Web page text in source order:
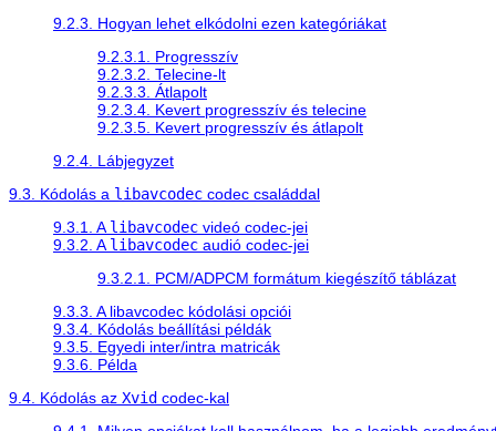
9.2.3. Hogyan lehet elkódolni ezen kategóriákat
9.2.3.1. Progresszív
9.2.3.2. Telecine-lt
9.2.3.3. Átlapolt
9.2.3.4. Kevert progresszív és telecine
9.2.3.5. Kevert progresszív és átlapolt
9.2.4. Lábjegyzet
9.3. Kódolás a libavcodec codec családdal
9.3.1. A libavcodec videó codec-jei
9.3.2. A libavcodec audió codec-jei
9.3.2.1. PCM/ADPCM formátum kiegészítő táblázat
9.3.3. A libavcodec kódolási opciói
9.3.4. Kódolás beállítási példák
9.3.5. Egyedi inter/intra matricák
9.3.6. Példa
9.4. Kódolás az Xvid codec-kal